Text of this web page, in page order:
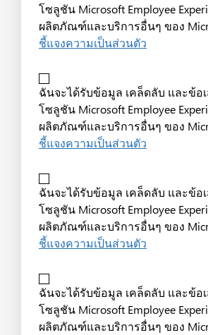
โซลูชัน Microsoft Employee
ผลิตภัณฑ์และบริการอื่นๆ ของ
ชี้แจงความเป็นส่วนตัว
ฉันจะได้รับข้อมูล เคล็ดลับ และข้อ
โซลูชัน Microsoft Employee
ผลิตภัณฑ์และบริการอื่นๆ ของ
ชี้แจงความเป็นส่วนตัว
ฉันจะได้รับข้อมูล เคล็ดลับ และข้อ
โซลูชัน Microsoft Employee
ผลิตภัณฑ์และบริการอื่นๆ ของ
ชี้แจงความเป็นส่วนตัว
ฉันจะได้รับข้อมูล เคล็ดลับ และข้อ
โซลูชัน Microsoft Employee
ผลิตภัณฑ์และบริการอื่นๆ ของ